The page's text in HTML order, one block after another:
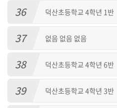
36 덕산초등학교 4학년 1반
37 없음 없음 없음
38 덕산초등학교 4학년 6반
39 덕산초등학교 4학년 3반